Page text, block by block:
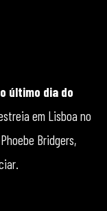
último dia do
em Lisboa no
Bridgers,